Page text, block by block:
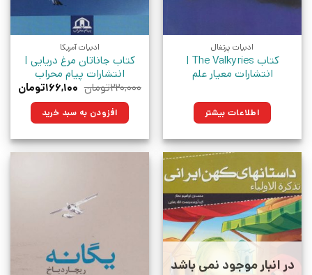
ادبیات پرتغال
کتاب The Valkyries |
انتشارات معیار علم
اطلاعات بیشتر
ادبیات آمریکا
کتاب جاناتان مرغ دریایی |
انتشارات پیام محراب
۲۲۰,۰۰۰تومان قیمت
۲۲۰,۰۰۰تومان
بود.
۱۶۶,۱۰۰تومان
افزودن به سبد خرید
در انبار موجود نمی باشد